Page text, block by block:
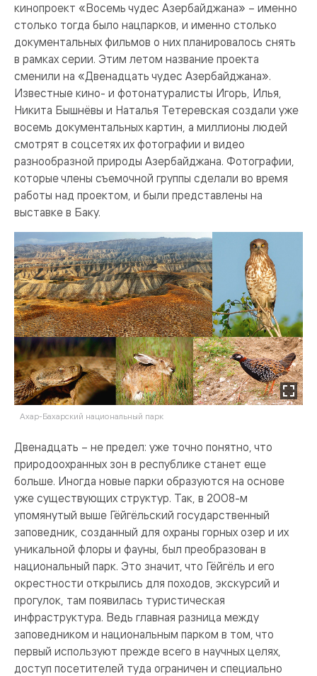
кинопроект «Восемь чудес Азербайджана» – именно
столько тогда было нацпарков, и именно столько
документальных фильмов о них планировалось снять
в рамках серии. Этим летом название проекта
сменили на «Двенадцать чудес Азербайджана».
Известные кино- и фотонатуралисты Игорь, Илья,
Никита Бышнёвы и Наталья Тетеревская создали уже
восемь документальных картин, а миллионы людей
смотрят в соцсетях их фотографии и видео
разнообразной природы Азербайджана. Фотографии,
которые члены съемочной группы сделали во время
работы над проектом, и были представлены на
выставке в Баку.
Ахар-Бахарский национальный парк
Двенадцать – не предел: уже точно понятно, что
природоохранных зон в республике станет еще
больше. Иногда новые парки образуются на основе
уже существующих структур. Так, в 2008-м
упомянутый выше Гёйгёльский государственный
заповедник, созданный для охраны горных озер и их
уникальной флоры и фауны, был преобразован в
национальный парк. Это значит, что Гёйгёль и его
окрестности открылись для походов, экскурсий и
прогулок, там появилась туристическая
инфраструктура. Ведь главная разница между
заповедником и национальным парком в том, что
первый используют прежде всего в научных целях,
доступ посетителей туда ограничен и специально